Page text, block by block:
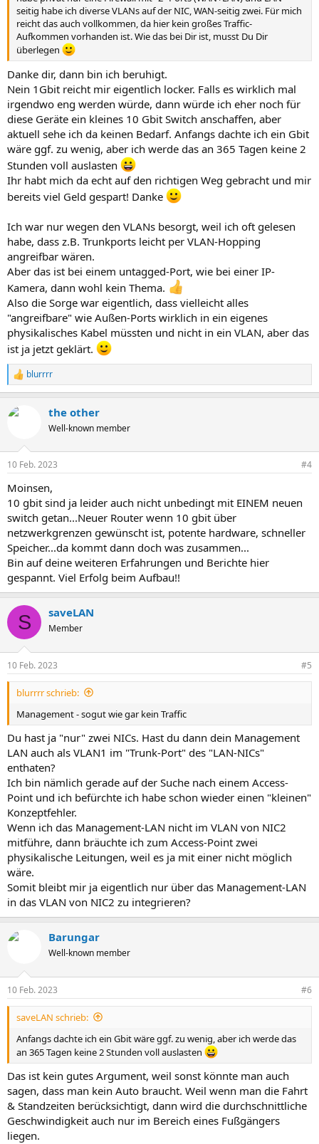
seitig habe ich diverse VLANs auf der NIC, WAN-seitig zwei. Für mich
reicht das auch vollkommen, da hier kein großes Traffic-
Aufkommen vorhanden ist. Wie das bei Dir ist, musst Du Dir
überlegen
Danke dir, dann bin ich beruhigt.
Nein 1Gbit reicht mir eigentlich locker. Falls es wirklich mal
irgendwo eng werden würde, dann würde ich eher noch für
diese Geräte ein kleines 10 Gbit Switch anschaffen, aber
aktuell sehe ich da keinen Bedarf. Anfangs dachte ich ein Gbit
wäre ggf. zu wenig, aber ich werde das an 365 Tagen keine 2
Stunden voll auslasten
Ihr habt mich da echt auf den richtigen Weg gebracht und mir
bereits viel Geld gespart! Danke
Ich war nur wegen den VLANs besorgt, weil ich oft gelesen
habe, dass z.B. Trunkports leicht per VLAN-Hopping
angreifbar wären.
Aber das ist bei einem untagged-Port, wie bei einer IP-
Kamera, dann wohl kein Thema.
Also die Sorge war eigentlich, dass vielleicht alles
"angreifbare" wie Außen-Ports wirklich in ein eigenes
physikalisches Kabel müssten und nicht in ein VLAN, aber das
ist ja jetzt geklärt.
R
e
k
e
:
blurrrr
the other
Well-known member
10 Feb. 2023 #4
Moinsen,
10 gbit sind ja leider auch nicht unbedingt mit EINEM neuen
switch getan...Neuer Router wenn 10 gbit über
netzwerkgrenzen gewünscht ist, potente hardware, schneller
Speicher...da kommt dann doch was zusammen...
Bin auf deine weiteren Erfahrungen und Berichte hier
gespannt. Viel Erfolg beim Aufbau!!
S saveLAN
Member
10 Feb. 2023 #5
blurrrr schrieb:
Management - sogut wie gar kein Traffic
Du hast ja "nur" zwei NICs. Hast du dann dein Management
LAN auch als VLAN1 im "Trunk-Port" des "LAN-NICs"
enthaten?
Ich bin nämlich gerade auf der Suche nach einem Access-
Point und ich befürchte ich habe schon wieder einen "kleinen"
Konzeptfehler.
Wenn ich das Management-LAN nicht im VLAN von NIC2
mitführe, dann bräuchte ich zum Access-Point zwei
physikalische Leitungen, weil es ja mit einer nicht möglich
wäre.
Somit bleibt mir ja eigentlich nur über das Management-LAN
in das VLAN von NIC2 zu integrieren?
Barungar
Well-known member
10 Feb. 2023 #6
saveLAN schrieb:
Anfangs dachte ich ein Gbit wäre ggf. zu wenig, aber ich werde das
an 365 Tagen keine 2 Stunden voll auslasten
Das ist kein gutes Argument, weil sonst könnte man auch
sagen, dass man kein Auto braucht. Weil wenn man die Fahrt
& Standzeiten berücksichtigt, dann wird die durchschnittliche
Geschwindigkeit auch nur im Bereich eines Fußgängers
liegen.